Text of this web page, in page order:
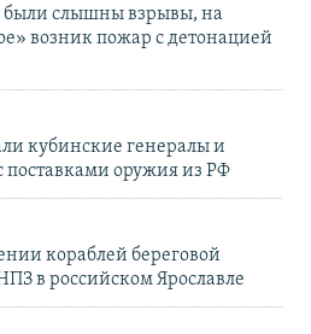
были слышны взрывы, на
возник пожар с детонацией
кубинские генералы и
оружия из РФ
кораблей береговой
в российском Ярославле